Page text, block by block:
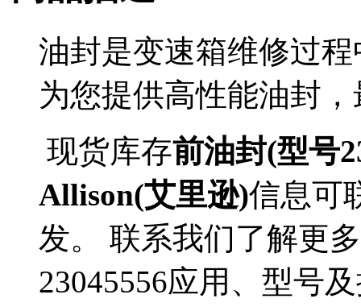
油封是变速箱维修过
为您提供高性能油封
现货库存前油封(型号
Allison(艾里逊)信息可
发。 联系我们了解更
23045556应用、型号